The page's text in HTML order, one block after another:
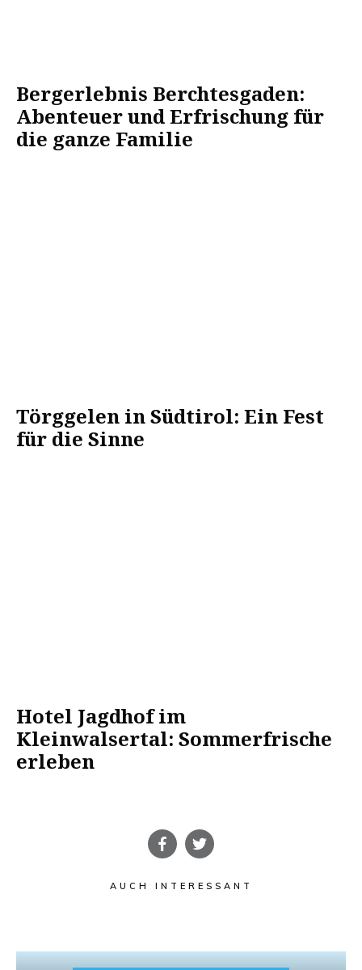
Bergerlebnis Berchtesgaden:
Abenteuer und Erfrischung für
die ganze Familie
Törggelen in Südtirol: Ein Fest
für die Sinne
Hotel Jagdhof im
Kleinwalsertal: Sommerfrische
erleben
AUCH INTERESSANT